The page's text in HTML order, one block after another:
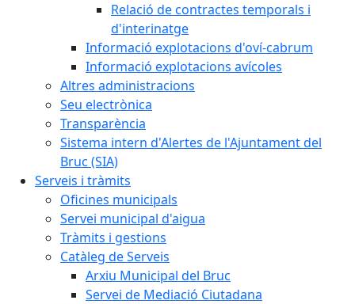
Relació de contractes temporals i
d'interinatge
Informació explotacions d'oví-cabrum
Informació explotacions avícoles
Altres administracions
Seu electrònica
Transparència
Sistema intern d'Alertes de l'Ajuntament del
Bruc (SIA)
Serveis i tràmits
Oficines municipals
Servei municipal d'aigua
Tràmits i gestions
Catàleg de Serveis
Arxiu Municipal del Bruc
Servei de Mediació Ciutadana